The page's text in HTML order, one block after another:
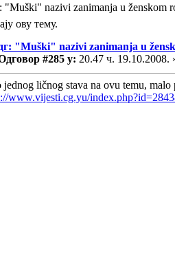
"Muški" nazivi zanimanja u ženskom
ову тему.
"Muški" nazivi zanimanja u
#285 у: 20.47 ч. 19.10.2008.
jednog ličnog stava na ovu temu,
www.vijesti.cg.yu/